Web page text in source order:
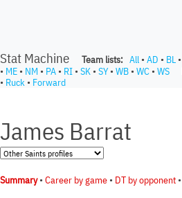
Stat Machine Team lists: All • AD • BL •
• ME • NM • PA • RI • SK • SY• WB • WC • WS
• Ruck • Forward